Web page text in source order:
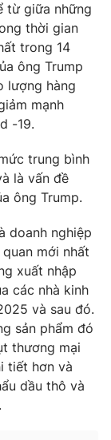
có sự chấp
phát hành lại
từ giữa những
thời gian
trong 14
ông Trump
lượng hàng
mạnh
-19.
trung bình
là vấn đề
ông Trump.
doanh nghiệp
mới nhất
xuất nhập
các nhà kinh
và sau đó.
sản phẩm đó
thương mại
tiết hơn và
dầu thô và